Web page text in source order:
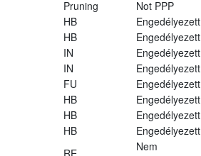
Pruning Not PPP
HB Engedélyezett
HB Engedélyezett
IN Engedélyezett
IN Engedélyezett
FU Engedélyezett
HB Engedélyezett
HB Engedélyezett
HB Engedélyezett
RE
Nem